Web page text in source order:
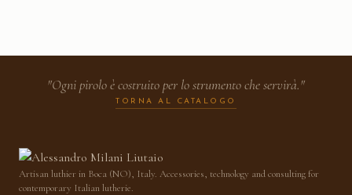
"Ogni pirolo è costruito per lo strumento che servirà."
TORNA AL CATALOGO
Artisan luthier in Boca (NO), Italy. Accessories, technology and consulting for
contemporary Italian lutherie.